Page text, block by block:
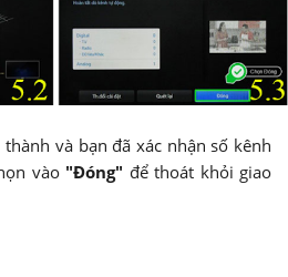
và bạn đã xác nhận số kênh
vào "Đóng" để thoát khỏi giao